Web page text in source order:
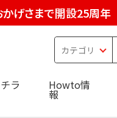
かげさまで開設25周年
ラ Howto情
報